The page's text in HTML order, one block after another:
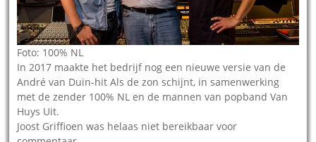
Foto: 100% NL
In 2017 maakte het bedrijf nog een nieuwe versie van de
André van Duin-hit Als de zon schijnt, in samenwerking
met de zender 100% NL en de mannen van popband Van
Huys Uit.
Joost Griffioen was helaas niet bereikbaar voor